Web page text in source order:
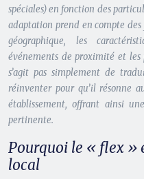
spéciales) en fonction des
adaptation prend en compte
géographique, les
événements de proximité et les
s’agit pas simplement de
réinventer pour qu’il résonne
établissement, offrant ainsi
pertinente.
Pourquoi le « flex »
local